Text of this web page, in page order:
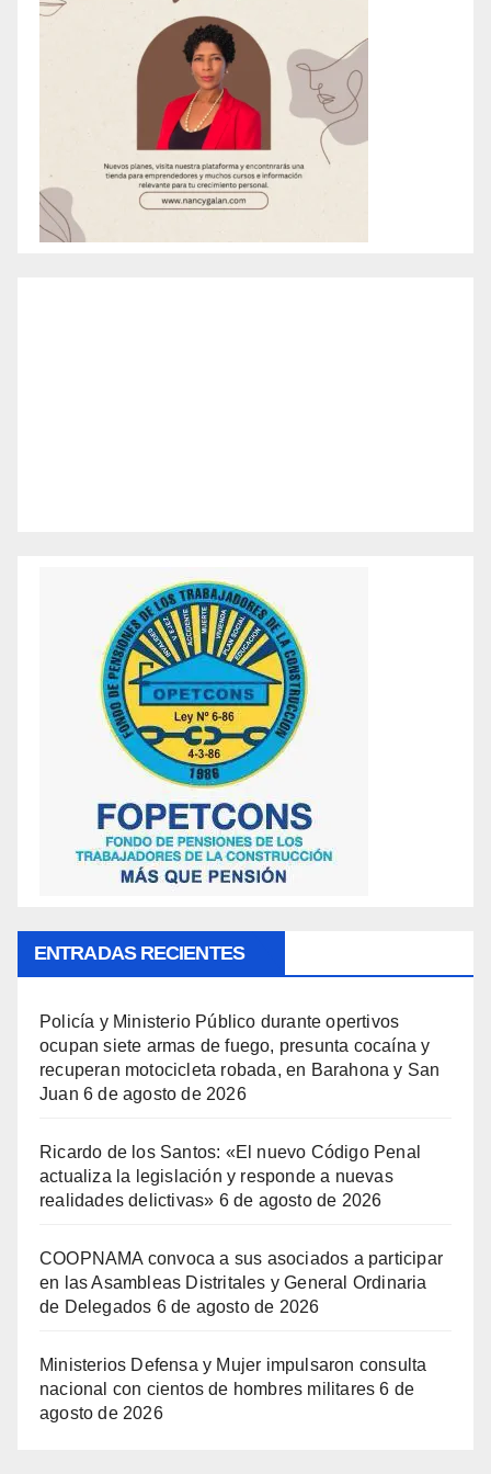
ENTRADAS RECIENTES
Policía y Ministerio Público durante opertivos
ocupan siete armas de fuego, presunta cocaína y
recuperan motocicleta robada, en Barahona y San
Juan 6 de agosto de 2026
Ricardo de los Santos: «El nuevo Código Penal
actualiza la legislación y responde a nuevas
realidades delictivas» 6 de agosto de 2026
COOPNAMA convoca a sus asociados a participar
en las Asambleas Distritales y General Ordinaria
de Delegados 6 de agosto de 2026
Ministerios Defensa y Mujer impulsaron consulta
nacional con cientos de hombres militares 6 de
agosto de 2026